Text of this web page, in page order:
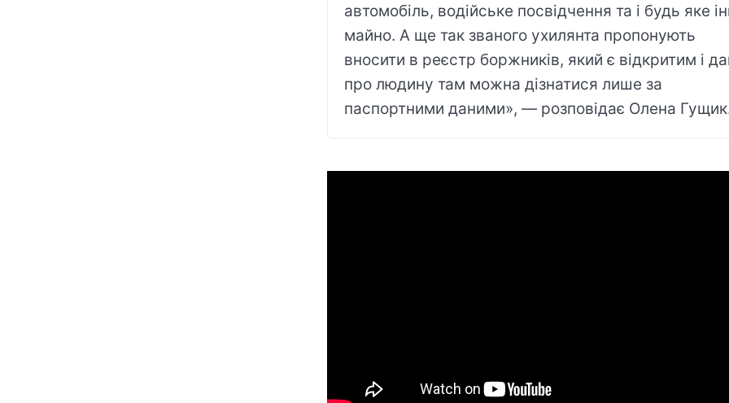
автомобіль, водійське посвідчення та і будь яке
майно. А ще так званого ухилянта пропонують
вносити в реєстр боржників, який є відкритим і
про людину там можна дізнатися лише за
паспортними даними», — розповідає Олена